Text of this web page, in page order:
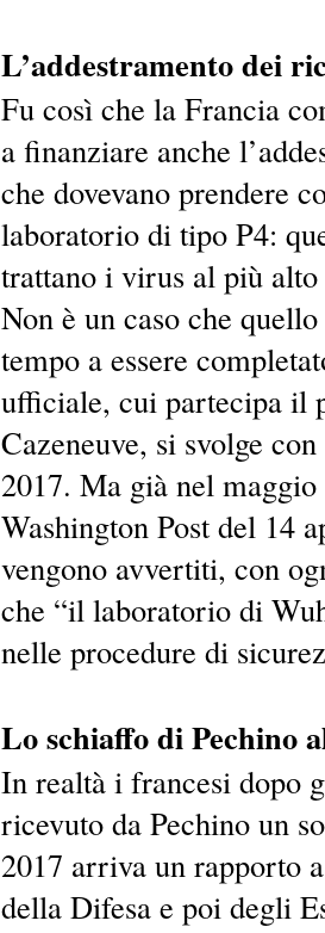
L’addestramento dei
Fu così che la Francia
a finanziare anche
che dovevano prendere
laboratorio di tipo P4:
trattano i virus al più
Non è un caso che
tempo a essere
ufficiale, cui partecipa il
Cazeneuve, si svolge
2017. Ma già nel
Washington Post del 14
vengono avvertiti, con
che “il laboratorio di
nelle procedure di
Lo schiaffo di Pechino
In realtà i francesi dopo
ricevuto da Pechino un
2017 arriva un rapporto
della Difesa e poi degli